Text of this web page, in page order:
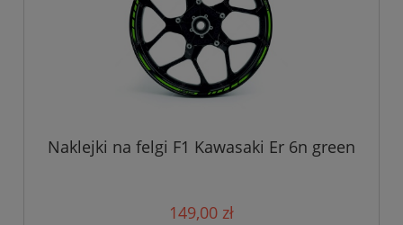
Naklejki na felgi F1 Kawasaki Er 6n green
149,00 zł